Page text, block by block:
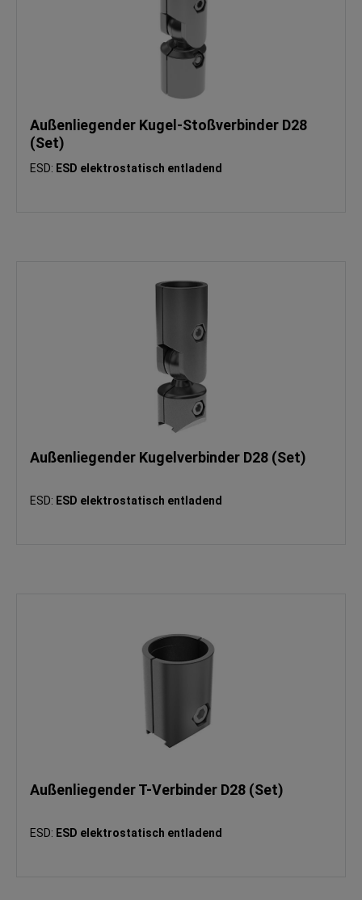
Außenliegender Kugel-Stoßverbinder D28
(Set)
ESD: ESD elektrostatisch entladend
Außenliegender Kugelverbinder D28 (Set)
ESD: ESD elektrostatisch entladend
Außenliegender T-Verbinder D28 (Set)
ESD: ESD elektrostatisch entladend